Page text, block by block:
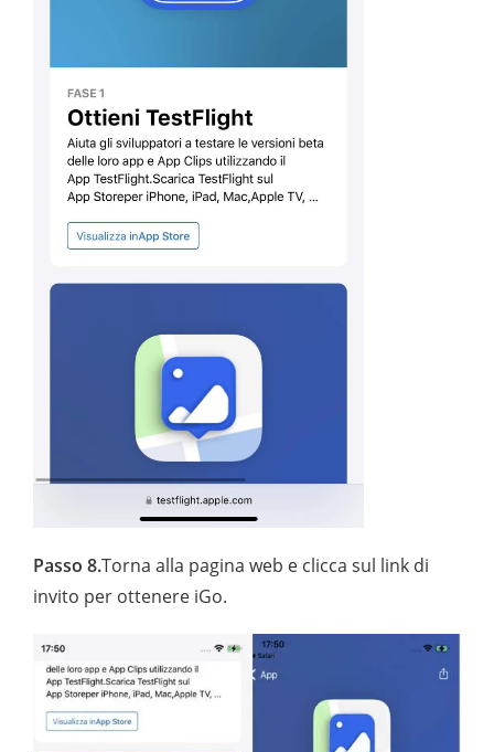
Passo 8.Torna alla pagina web e clicca sul link di
invito per ottenere iGo.